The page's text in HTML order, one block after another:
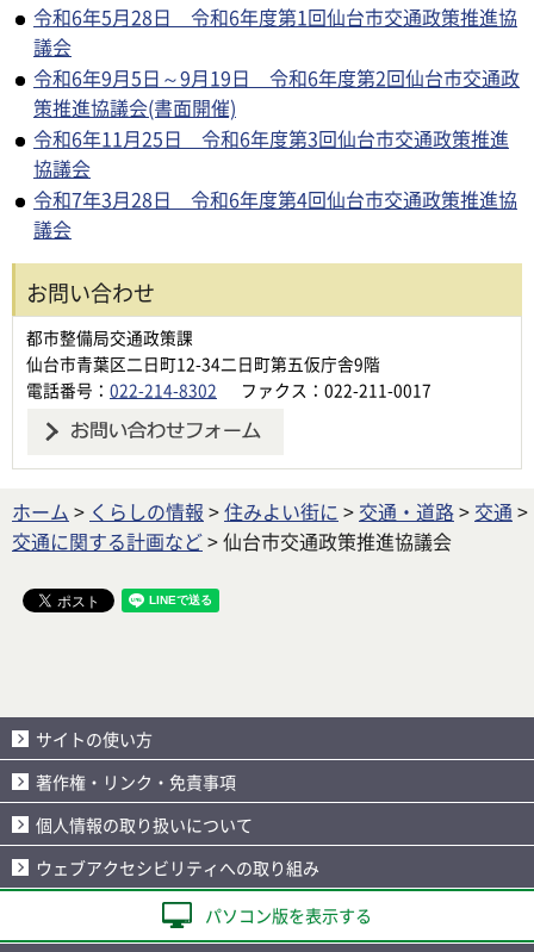
令和6年5月28日 令和6年度第1回仙台市交通政策推進協
議会
令和6年9月5日～9月19日 令和6年度第2回仙台市交通政
策推進協議会(書面開催)
令和6年11月25日 令和6年度第3回仙台市交通政策推進
協議会
令和7年3月28日 令和6年度第4回仙台市交通政策推進協
議会
お問い合わせ
都市整備局交通政策課
仙台市青葉区二日町12-34二日町第五仮庁舎9階
電話番号： 022-214-8302 ファクス：022-211-0017
ホーム > くらしの情報 >住みよい街に > 交通・道路> 交通 >
交通に関する計画など> 仙台市交通政策推進協議会
サイトの使い方
著作権・リンク・免責事項
個人情報の取り扱いについて
ウェブアクセシビリティへの取り組み
パソコン版を表示する